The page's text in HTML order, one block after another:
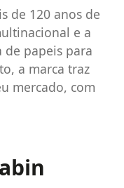
de 120 anos de
e a
papeis para
a marca traz
mercado, com